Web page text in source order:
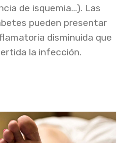
de isquemia...). Las
pueden presentar
disminuida que
la infección.